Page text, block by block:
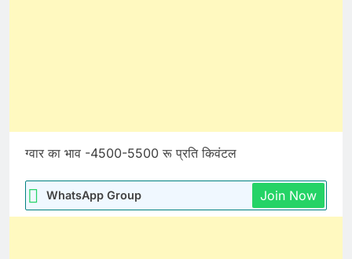
ग्वार का भाव -4500-5500 रू प्रति किवंटल
WhatsApp Group Join Now